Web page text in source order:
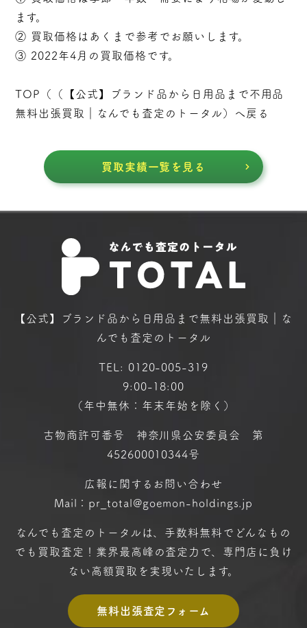
ます。
② 買取価格はあくまで参考でお願いします。
③ 2022年4月の買取価格です。
TOP（（
【公式】ブランド品から日用品まで不用品
無料出張買取｜なんでも査定のトータル ）へ戻る
買取実績一覧を見る
【公式】ブランド品から日用品まで無料出張買取｜な
んでも査定のトータル
TEL: 0120-005-319
9:00-18:00
（年中無休：年末年始を除く）
古物商許可番号 神奈川県公安委員会 第
452600010344号
広報に関するお問い合わせ
Mail：pr_total@goemon-holdings.jp
なんでも査定のトータルは、手数料無料で どんなもの
でも買取査定！ 業界最高峰の査定力で、専門店に 負け
ない高額買取を実現いたします。
無料出張査定フォーム